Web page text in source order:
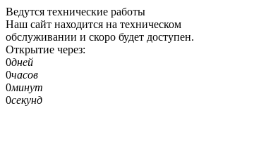
Ведутся технические работы
Наш сайт находится на техническом
обслуживании и скоро будет доступен.
Открытие через:
0дней
0часов
0минут
0секунд